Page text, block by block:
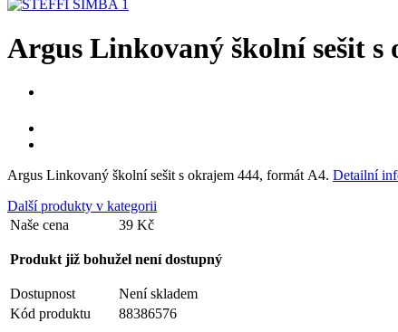
Argus Linkovaný školní sešit s
Argus Linkovaný školní sešit s okrajem 444, formát A4. Detailní
Další produkty v kategorii
Naše cena
39 Kč
Produkt již bohužel není dostupný
Dostupnost
Není skladem
Kód produktu
88386576